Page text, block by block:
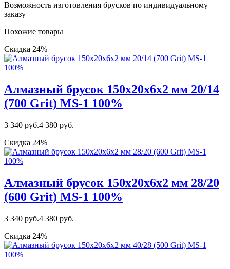
Возможность изготовления брусков по индивидуальному
заказу
Похожие товары
Скидка 24%
Алмазный брусок 150х20х6х2 мм 20/14
(700 Grit) MS-1 100%
3 340 руб.4 380 руб.
Скидка 24%
Алмазный брусок 150х20х6х2 мм 28/20
(600 Grit) MS-1 100%
3 340 руб.4 380 руб.
Скидка 24%